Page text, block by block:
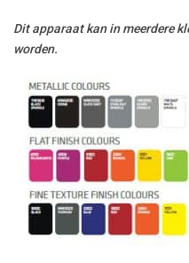
Dit apparaat kan in meerdere
worden.